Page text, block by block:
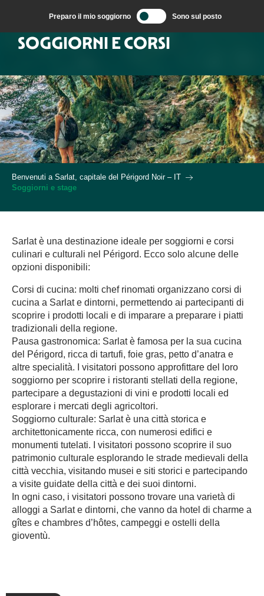
contenu
principal
Preparo il mio soggiorno Sono sul posto
SOGGIORNI E CORSI
Benvenuti a Sarlat, capitale del Périgord Noir – IT
Soggiorni e stage
Sarlat è una destinazione ideale per soggiorni e corsi
culinari e culturali nel Périgord. Ecco solo alcune delle
opzioni disponibili:
Corsi di cucina: molti chef rinomati organizzano corsi di
cucina a Sarlat e dintorni, permettendo ai partecipanti di
scoprire i prodotti locali e di imparare a preparare i piatti
tradizionali della regione.
Pausa gastronomica: Sarlat è famosa per la sua cucina
del Périgord, ricca di tartufi, foie gras, petto d’anatra e
altre specialità. I visitatori possono approfittare del loro
soggiorno per scoprire i ristoranti stellati della regione,
partecipare a degustazioni di vini e prodotti locali ed
esplorare i mercati degli agricoltori.
Soggiorno culturale: Sarlat è una città storica e
architettonicamente ricca, con numerosi edifici e
monumenti tutelati. I visitatori possono scoprire il suo
patrimonio culturale esplorando le strade medievali della
città vecchia, visitando musei e siti storici e partecipando
a visite guidate della città e dei suoi dintorni.
In ogni caso, i visitatori possono trovare una varietà di
alloggi a Sarlat e dintorni, che vanno da hotel di charme a
gîtes e chambres d’hôtes, campeggi e ostelli della
gioventù.